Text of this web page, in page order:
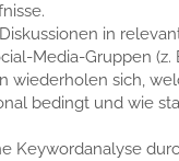
in
Media-Gruppen (z.
wiederholen sich,
bedingt und wie
Keywordanalyse